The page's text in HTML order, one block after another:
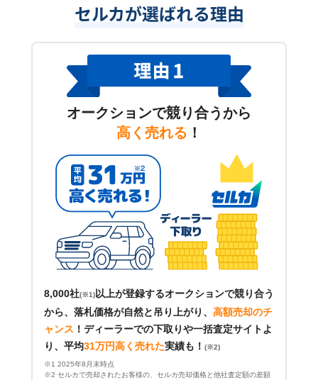
セルカが選ばれる理由
オークションで競り合うから
高く売れる ！
8,000社(※1) 以上が登録するオークションで競り合う
から、落札価格が自然と吊り上がり、 高額売却のチ
ャンス ！ ディーラーでの下取りや一括査定サイトよ
り、平均31万円高く売れた実績も！ (※2)
※1 2025年8月末時点
※2 セルカで売却されたお客様の、セルカ売却価格と他社査定額の差額